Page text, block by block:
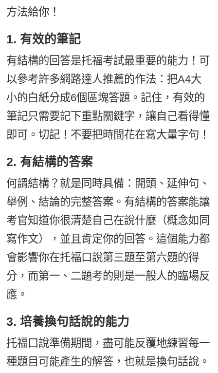
方法給你！
1. 有效的筆記
有結構的回答是托福考試最重要的能力！可
以參考許多網路達人推薦的作法：把A4大
小的白紙分成6個區塊答題。記住，有效的
筆記只需要記下重點關鍵字，讓自己看得懂
即可。切記！不要把時間花在寫大量字句！
2. 有結構的答案
何謂結構？就是同時具備：開頭、延伸句、
舉例、結論的完整答案。有結構的答案能讓
考官知道你很清楚自己在說什麼（概念如同
寫作文），並且肯定你的回答。這個能力都
會影響你在托福口說第三題至第六題的得
分，而第一、二題考的則是一般人的臨場反
應。
3. 培養換句話說的能力
托福口說準備期間，盡可能反覆地練習每一
種題目可能產生的解答，也就是換句話說。